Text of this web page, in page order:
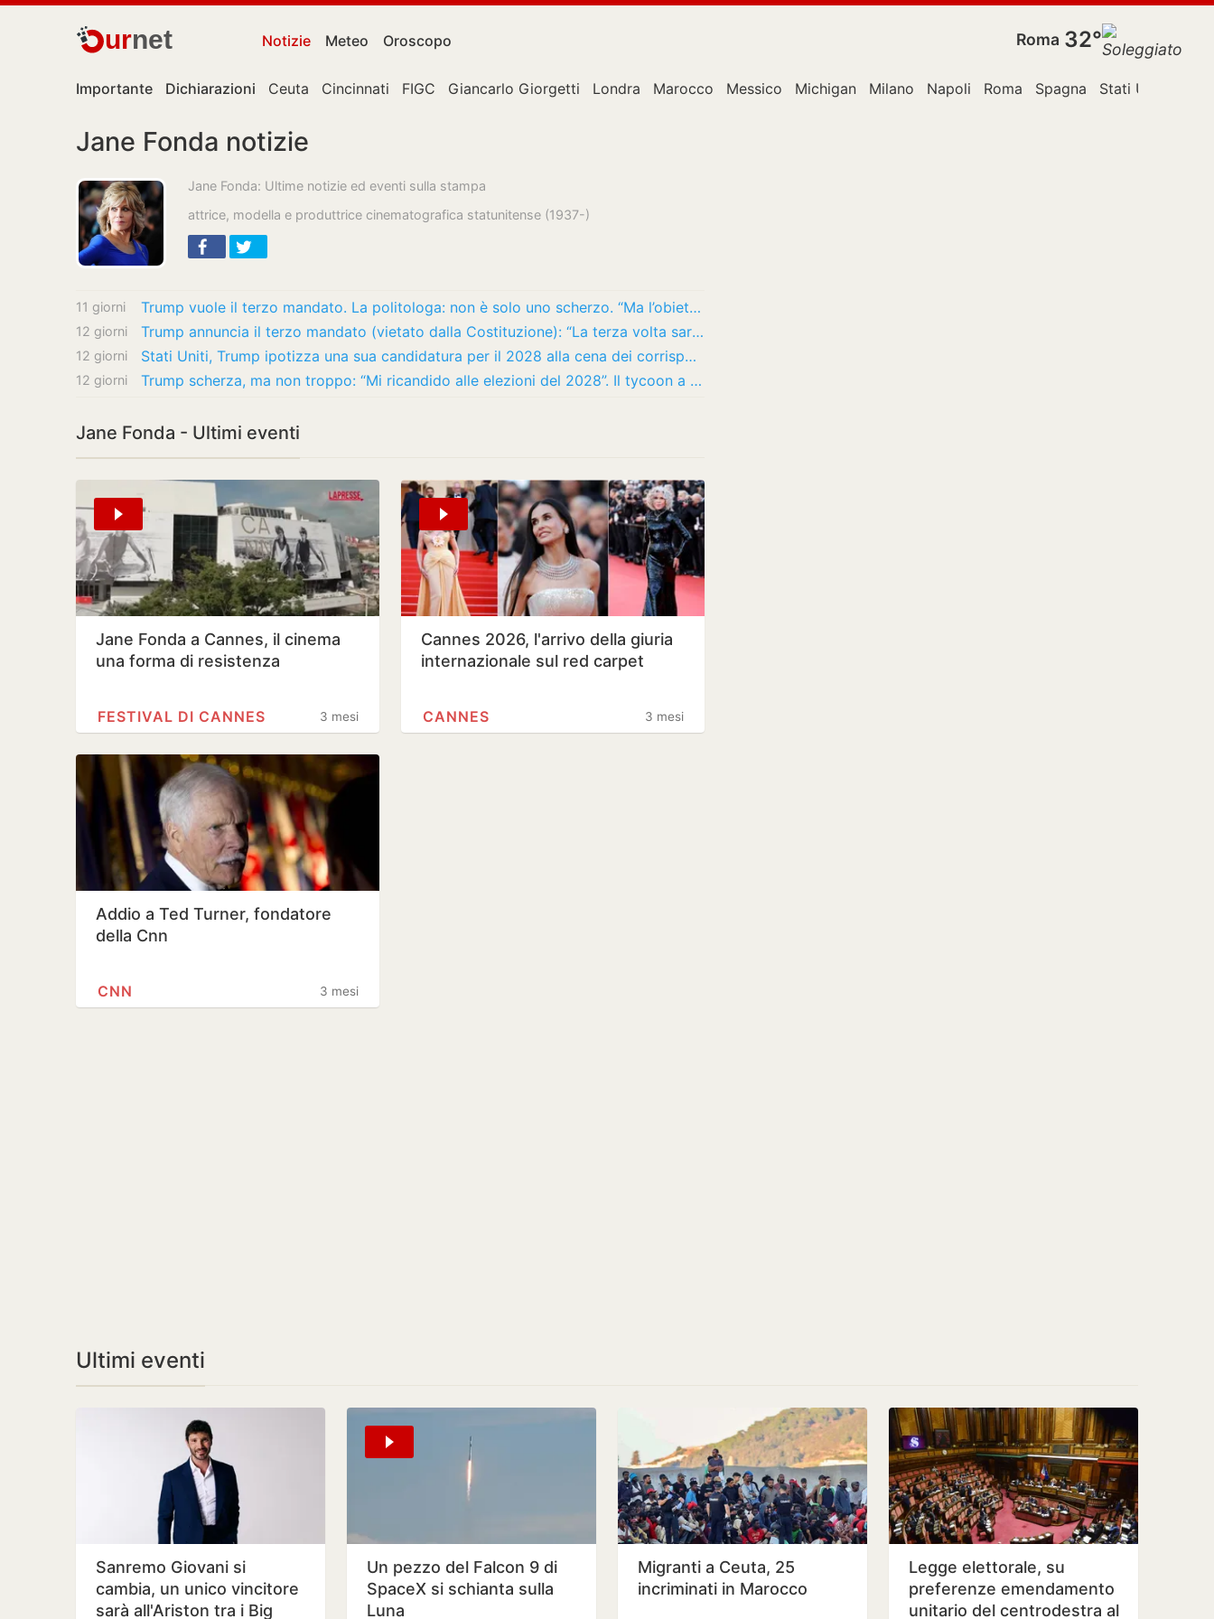
urnet Notizie Meteo Oroscopo Roma 32°
Importante Dichiarazioni Ceuta Cincinnati FIGC Giancarlo Giorgetti Londra Marocco Messico Michigan Milano Napoli Roma Spagna Stati Uniti
Jane Fonda notizie
Jane Fonda: Ultime notizie ed eventi sulla stampa
attrice, modella e produttrice cinematografica statunitense (1937-)
11 giorni Trump vuole il terzo mandato. La politologa: non è solo uno scherzo. “Ma l’obiettivo è il…
12 giorni Trump annuncia il terzo mandato (vietato dalla Costituzione): “La terza volta sarà meglio”
12 giorni Stati Uniti, Trump ipotizza una sua candidatura per il 2028 alla cena dei corrispondenti…
12 giorni Trump scherza, ma non troppo: “Mi ricandido alle elezioni del 2028”. Il tycoon a ruota…
Jane Fonda - Ultimi eventi
Jane Fonda a Cannes, il cinema
una forma di resistenza
3 mesi
FESTIVAL DI CANNES
Cannes 2026, l'arrivo della giuria
internazionale sul red carpet
3 mesi
CANNES
Addio a Ted Turner, fondatore
della Cnn
3 mesi
CNN
Ultimi eventi
Sanremo Giovani si
cambia, un unico vincitore
sarà all'Ariston tra i Big
Un pezzo del Falcon 9 di
SpaceX si schianta sulla
Luna
Migranti a Ceuta, 25
incriminati in Marocco
Legge elettorale, su
preferenze emendamento
unitario del centrodestra al